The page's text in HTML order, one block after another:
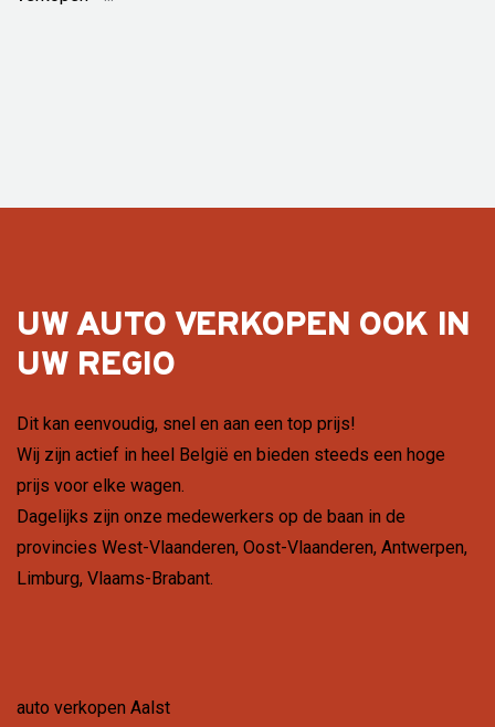
UW AUTO VERKOPEN OOK IN
UW REGIO
Dit kan eenvoudig, snel en aan een top prijs!
Wij zijn actief in heel België en bieden steeds een hoge
prijs voor elke wagen.
Dagelijks zijn onze medewerkers op de baan in de
provincies West-Vlaanderen, Oost-Vlaanderen, Antwerpen,
Limburg, Vlaams-Brabant.
auto verkopen Aalst